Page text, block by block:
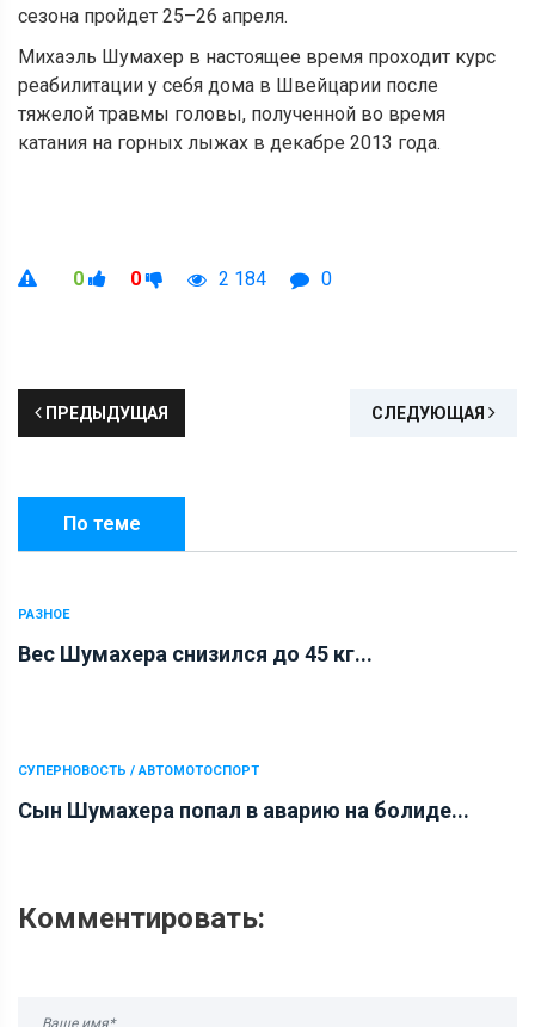
сезона пройдет 25–26 апреля.
Михаэль Шумахер в настоящее время проходит курс
реабилитации у себя дома в Швейцарии после
тяжелой травмы головы, полученной во время
катания на горных лыжах в декабре 2013 года.
0 0 2 184 0
ПРЕДЫДУЩАЯ СЛЕДУЮЩАЯ
По теме
РАЗНОЕ
Вес Шумахера снизился до 45 кг...
СУПЕРНОВОСТЬ / АВТОМОТОСПОРТ
Сын Шумахера попал в аварию на болиде...
Комментировать: